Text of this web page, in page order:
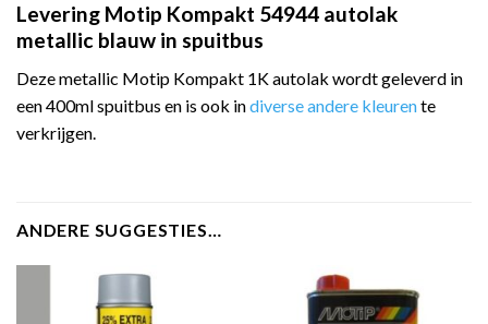
Levering Motip Kompakt 54944 autolak
metallic blauw in spuitbus
Deze metallic Motip Kompakt 1K autolak wordt geleverd in
een 400ml spuitbus en is ook indiverse andere kleurente
verkrijgen.
ANDERE SUGGESTIES…